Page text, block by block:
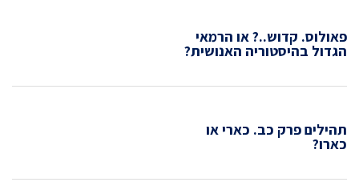
פאולוס. קדוש..? או הרמאי
הגדול בהיסטוריה האנושית?
תהילים פרק כב. כארי או
כארו?